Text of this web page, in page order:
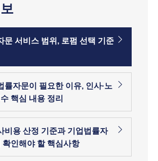
문 서비스 범위, 로펌 선택 기준
률자문이 필요한 이유, 인사·노
핵심 내용 정리
비용 산정 기준과 기업법률자
확인해야 할 핵심사항